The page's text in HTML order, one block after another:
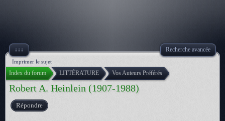
↓↓↓ Recherche avancée
Imprimer le sujet
Index du forum LITTÉRATURE Vos Auteurs Préférés
Robert A. Heinlein (1907-1988)
Répondre